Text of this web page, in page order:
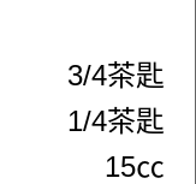
3/4茶匙
1/4茶匙
15㏄